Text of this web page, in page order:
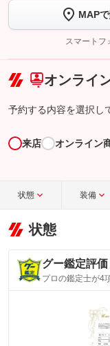
【STEP2】 トーク画面で
完了してくだ
MAP
スマートフ
オンライ
予約する内容を選択し
来店 オンライン
状態 装備
状態
グー鑑定評価
プロの鑑定士が4